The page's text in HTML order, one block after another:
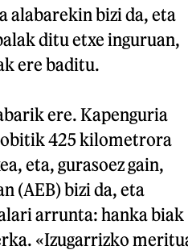
alabarekin bizi da, eta
ditu etxe inguruan,
ere baditu.
ere. Kapenguria
425 kilometrora
eta, gurasoez gain,
(AEB) bizi da, eta
arrunta: hanka biak
«Izugarrizko